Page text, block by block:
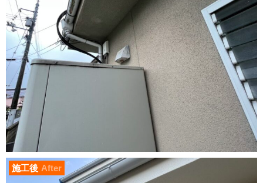
施工後 After